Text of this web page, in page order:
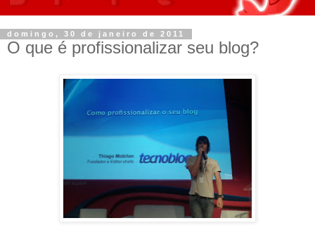
domingo, 30 de janeiro de 2011
O que é profissionalizar seu blog?